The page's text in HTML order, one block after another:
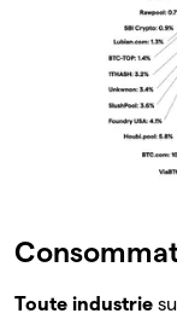
Toute industrie